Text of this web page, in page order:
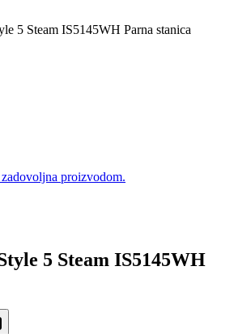
5 Steam IS5145WH Parna stanica
proizvodom.
5 Steam IS5145WH